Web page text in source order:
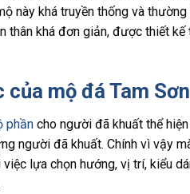
này khá truyền thống và
thân khá đơn giản, được thiết
mộ đá Tam Sơn
phầncho người đã khuất thể
người đã khuất. Chính vì vậy
việc lựa chọn hướng, vị trí, kiểu